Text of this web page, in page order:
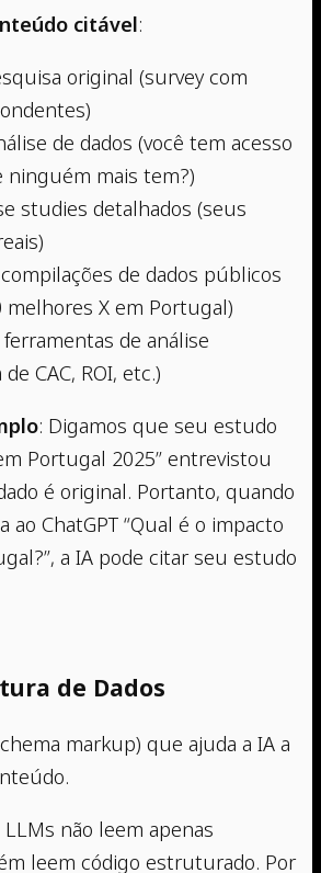
citável:
original (survey com
de dados (você tem acesso
ninguém mais tem?)
studies detalhados (seus
de dados públicos
melhores X em Portugal)
de análise
CAC, ROI, etc.)
: Digamos que seu estudo
Portugal 2025” entrevistou
é original. Portanto, quando
ChatGPT “Qual é o impacto
a IA pode citar seu estudo
de Dados
markup) que ajuda a IA a
não leem apenas
leem código estruturado. Por